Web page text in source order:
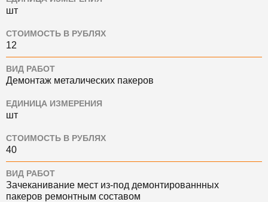
шт
СТОИМОСТЬ В РУБЛЯХ
12
ВИД РАБОТ
Демонтаж металических пакеров
ЕДИНИЦА ИЗМЕРЕНИЯ
шт
СТОИМОСТЬ В РУБЛЯХ
40
ВИД РАБОТ
Зачеканивание мест из-под демонтированнных
пакеров ремонтным составом